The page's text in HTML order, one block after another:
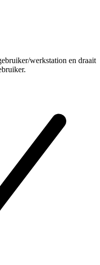
werkstation en draait